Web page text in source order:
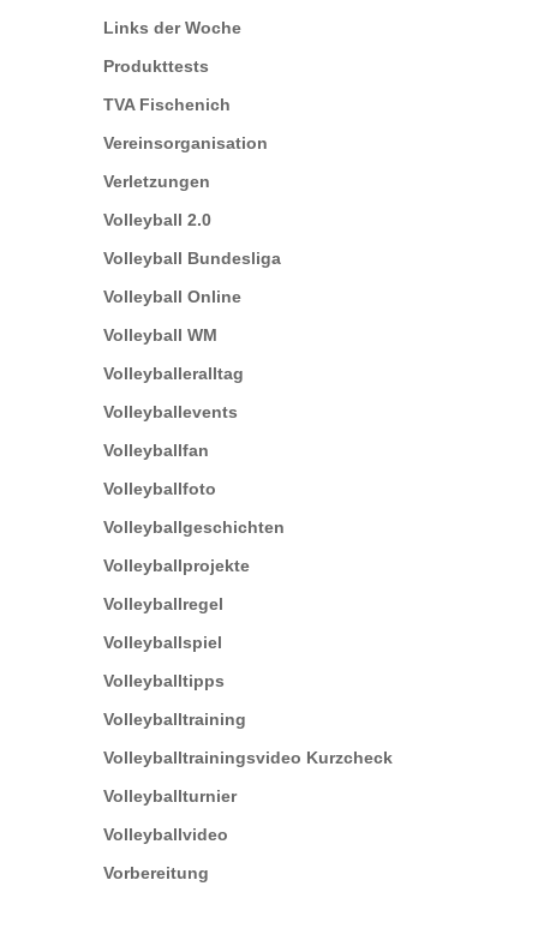
Links der Woche
Produkttests
TVA Fischenich
Vereinsorganisation
Verletzungen
Volleyball 2.0
Volleyball Bundesliga
Volleyball Online
Volleyball WM
Volleyballeralltag
Volleyballevents
Volleyballfan
Volleyballfoto
Volleyballgeschichten
Volleyballprojekte
Volleyballregel
Volleyballspiel
Volleyballtipps
Volleyballtraining
Volleyballtrainingsvideo Kurzcheck
Volleyballturnier
Volleyballvideo
Vorbereitung